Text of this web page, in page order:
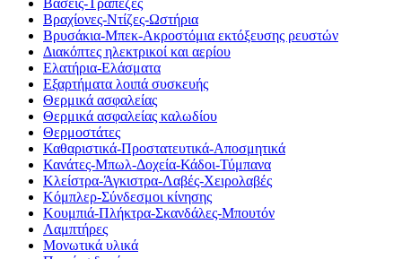
Βάσεις-Τράπεζες
Βραχίονες-Ντίζες-Ωστήρια
Βρυσάκια-Μπεκ-Ακροστόμια εκτόξευσης ρευστών
Διακόπτες ηλεκτρικοί και αερίου
Ελατήρια-Ελάσματα
Εξαρτήματα λοιπά συσκευής
Θερμικά ασφαλείας
Θερμικά ασφαλείας καλωδίου
Θερμοστάτες
Καθαριστικά-Προστατευτικά-Αποσμητικά
Κανάτες-Μπωλ-Δοχεία-Κάδοι-Τύμπανα
Κλείστρα-Άγκιστρα-Λαβές-Χειρολαβές
Κόμπλερ-Σύνδεσμοι κίνησης
Κουμπιά-Πλήκτρα-Σκανδάλες-Μπουτόν
Λαμπτήρες
Μονωτικά υλικά